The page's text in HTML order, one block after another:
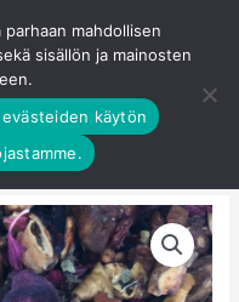
0
mahdollisen
sisällön ja mainosten
evästeiden käytön